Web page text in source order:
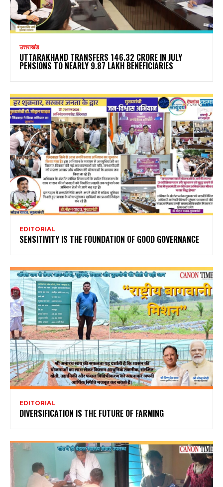
उत्तराखंड
UTTARAKHAND TRANSFERS ₹146.32 CRORE IN JULY
PENSIONS TO NEARLY 9.87 LAKH BENEFICIARIES
EDITORIAL
SENSITIVITY IS THE FOUNDATION OF GOOD GOVERNANCE
EDITORIAL
DIVERSIFICATION IS THE FUTURE OF FARMING